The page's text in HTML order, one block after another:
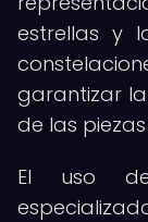
estrellas y
garantizar
de las
El uso